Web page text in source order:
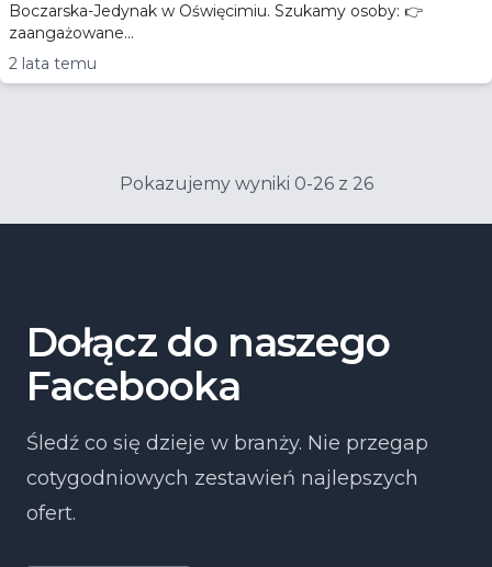
Boczarska-Jedynak w Oświęcimiu. Szukamy osoby: 👉
zaangażowane...
2 lata temu
Pokazujemy wyniki 0-26 z 26
Dołącz do naszego
Facebooka
Śledź co się dzieje w branży. Nie przegap
cotygodniowych zestawień najlepszych
ofert.